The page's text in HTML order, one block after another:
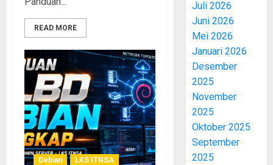
READ MORE
Debian
LKS ITNSA
Juli 2026
Juni 2026
Mei 2026
Januari 2026
Desember
2025
November
2025
Oktober 2025
September
2025